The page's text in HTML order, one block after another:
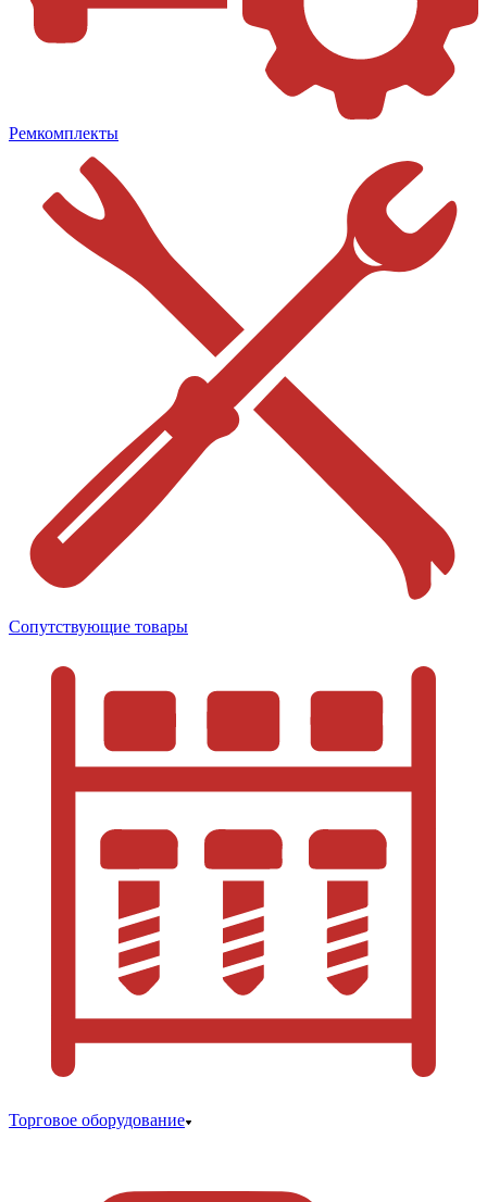
Ремкомплекты
Сопутствующие товары
Торговое оборудование